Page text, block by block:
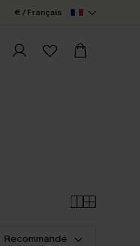
€ / Français
Recommandé